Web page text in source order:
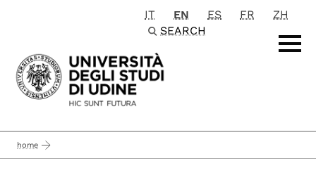
Passa al contenuto principale
IT EN ES FR
ZH
SEARCH
home